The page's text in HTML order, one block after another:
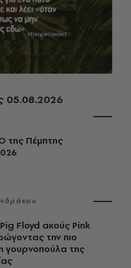
05.08.2026
της Πέμπτης
Floyd ακούς Pink
την πιο
γουρνοπούλα της